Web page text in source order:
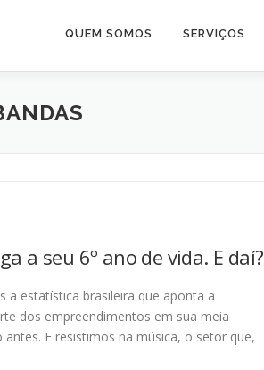
QUEM SOMOS SERVIÇOS
a seu 6º ano de vida. E daí?
a estatística brasileira que aponta a
dos empreendimentos em sua meia
antes. E resistimos na música, o setor que,